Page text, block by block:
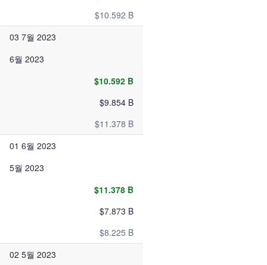
$10.592 B
03 7월 2023
6월 2023
$10.592 B
$9.854 B
$11.378 B
01 6월 2023
5월 2023
$11.378 B
$7.873 B
$8.225 B
02 5월 2023